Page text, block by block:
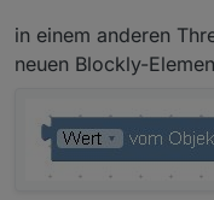
in einem anderen
neuen Blockly-